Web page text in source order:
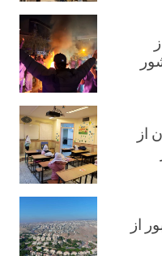
از
از